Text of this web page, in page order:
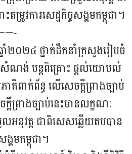
ម្រូវការសេដ្ឋកិច្ចសង្គមកម្ពុជា។
នាំ២០២៤ ថ្នាក់ដឹកនាំក្រសួងរៀបចំ
សំណង់ បន្តពិគ្រោះ ផ្ដល់យោបល់
ពាក់ព័ន្ធ លើសេចក្តីព្រាងច្បាប់
តីព្រាងច្បាប់នេះមានលក្ខណៈ
អនុវត្ត ជាពិសេសឆ្លើយតបបាន
ង្គមកម្ពុជា។